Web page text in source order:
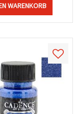
WARENKORB